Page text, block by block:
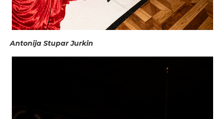
Antonija Stupar Jurkin